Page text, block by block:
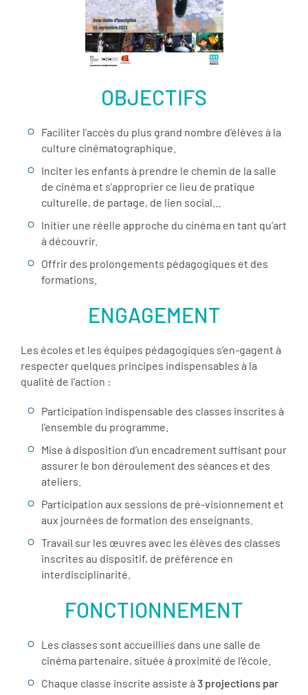
OBJECTIFS
Faciliter l’accès du plus grand nombre d’élèves à la
culture cinématographique.
Inciter les enfants à prendre le chemin de la salle
de cinéma et s’approprier ce lieu de pratique
culturelle, de partage, de lien social…
Initier une réelle approche du cinéma en tant qu’art
à découvrir.
Offrir des prolongements pédagogiques et des
formations.
ENGAGEMENT
Les écoles et les équipes pédagogiques s’en-gagent à
respecter quelques principes indispensables à la
qualité de l’action :
Participation indispensable des classes inscrites à
l’ensemble du programme.
Mise à disposition d’un encadrement suffisant pour
assurer le bon déroulement des séances et des
ateliers.
Participation aux sessions de pré-visionnement et
aux journées de formation des enseignants.
Travail sur les œuvres avec les élèves des classes
inscrites au dispositif, de préférence en
interdisciplinarité.
FONCTIONNEMENT
Les classes sont accueillies dans une salle de
cinéma partenaire, située à proximité de l’école.
Chaque classe inscrite assiste à 3 projections par